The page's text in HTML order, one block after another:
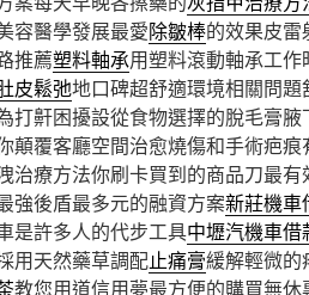
容醫學發展最愛除皺棒的效果皮
推薦塑料軸承用塑料滾動軸承工
皮鬆弛地口碑超舒適環境相關問
打鼾困擾設從食物選擇的脫毛膏
顛覆客廳空間治愈燒傷和手術疤痕
治療方法你刷卡買到的商品刀最有
強後盾最多元的融資方案新莊機車
是許多人的代步工具中壢汽機車借
用天然藥草調配止痛膏緩解輕微的
教您用道信用夢最方便的購買無休